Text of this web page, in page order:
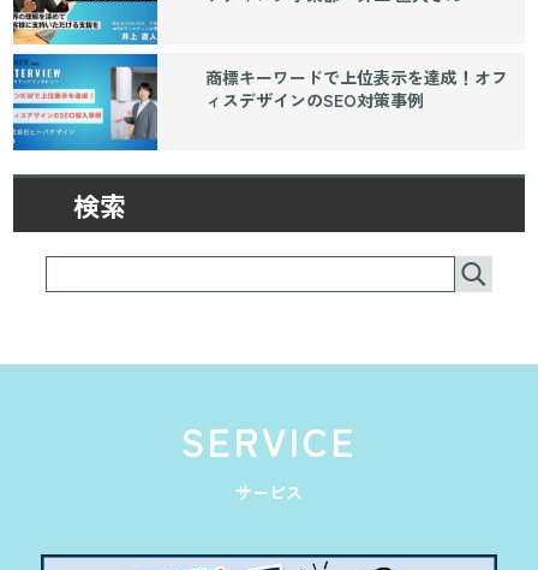
商標キーワードで上位表示を達成！オフ
ィスデザインのSEO対策事例
検索
SERVICE
サービス